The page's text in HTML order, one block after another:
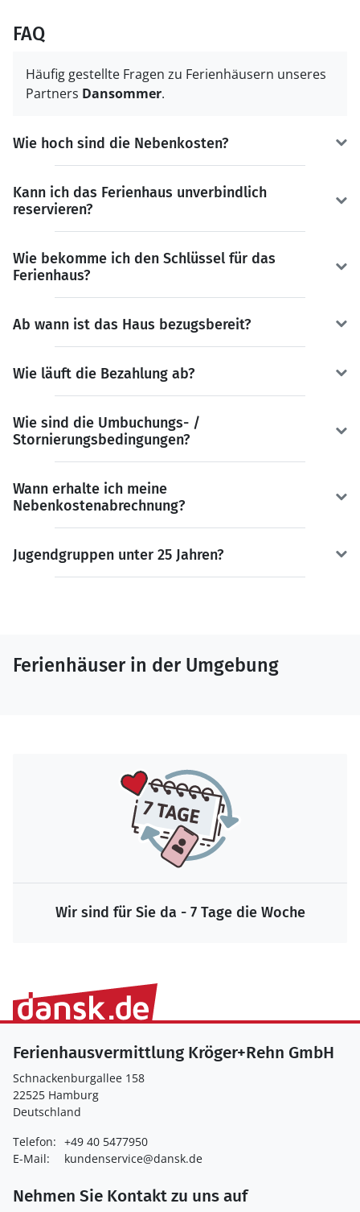
FAQ
Häufig gestellte Fragen zu Ferienhäusern unseres
Partners Dansommer.
Wie hoch sind die Nebenkosten?
Kann ich das Ferienhaus unverbindlich
reservieren?
Wie bekomme ich den Schlüssel für das
Ferienhaus?
Ab wann ist das Haus bezugsbereit?
Wie läuft die Bezahlung ab?
Wie sind die Umbuchungs- /
Stornierungsbedingungen?
Wann erhalte ich meine
Nebenkostenabrechnung?
Jugendgruppen unter 25 Jahren?
Ferienhäuser in der Umgebung
Wir sind für Sie da - 7 Tage die Woche
Ferienhausvermittlung Kröger+Rehn GmbH
Schnackenburgallee 158
22525 Hamburg
Deutschland
Telefon: +49 40 5477950
E-Mail:
kundenservice@dansk.de
Nehmen Sie Kontakt zu uns auf